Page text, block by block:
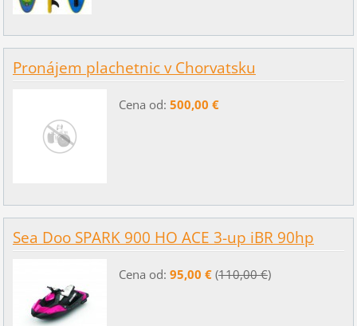
Pronájem plachetnic v Chorvatsku
Cena od: 500,00 €
Sea Doo SPARK 900 HO ACE 3-up iBR 90hp
Cena od: 95,00 €(110,00 €)